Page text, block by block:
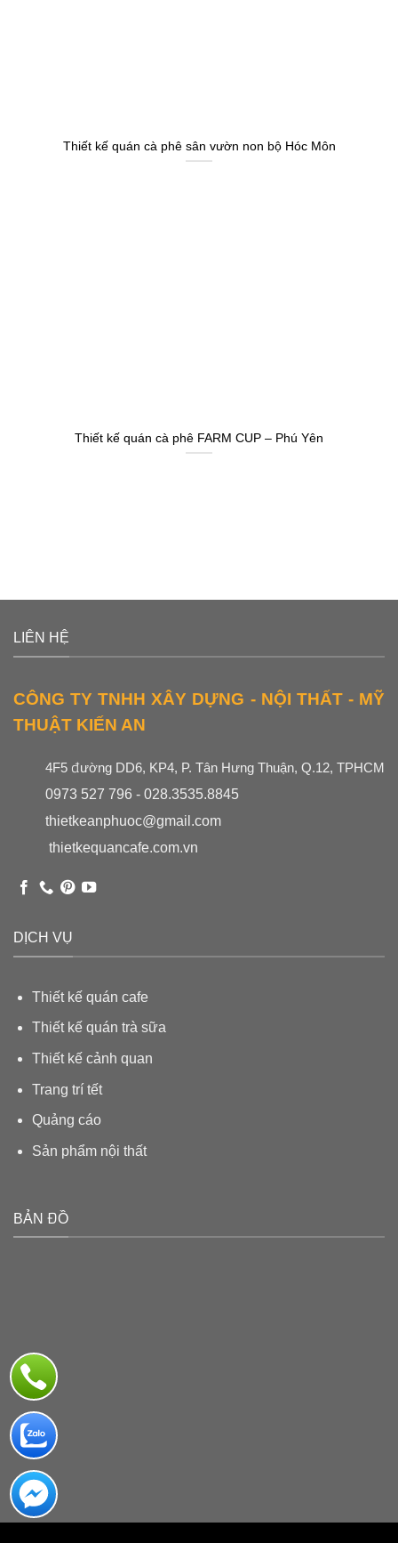
Thiết kế quán cà phê sân vườn non bộ Hóc Môn
Thiết kế quán cà phê FARM CUP – Phú Yên
LIÊN HỆ
CÔNG TY TNHH XÂY DỰNG - NỘI THẤT - MỸ
THUẬT KIẾN AN
4F5 đường DD6, KP4, P. Tân Hưng Thuận, Q.12, TPHCM
0973 527 796 - 028.3535.8845
thietkeanphuoc@gmail.com
thietkequancafe.com.vn
DỊCH VỤ
Thiết kế quán cafe
Thiết kế quán trà sữa
Thiết kế cảnh quan
Trang trí tết
Quảng cáo
Sản phẩm nội thất
BẢN ĐỒ